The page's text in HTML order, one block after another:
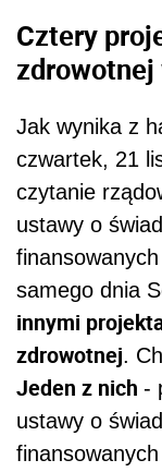
Cztery
Jak wynika z
czwartek, 21
czytanie
ustawy o
samego dnia
innymi
zdrowotnej.
Jeden z nich -
ustawy o